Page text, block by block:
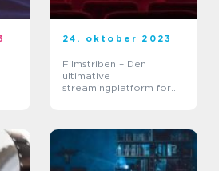
24. oktober 2023
Filmstriben – Den
ultimative
streamingplatform for